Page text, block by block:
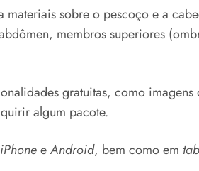
materiais sobre o pescoço e a
membros superiores
gratuitas, como
algum pacote.
iPhoneeAndroid, bem como em